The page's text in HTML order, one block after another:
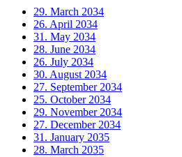
29. March 2034
26. April 2034
31. May 2034
28. June 2034
26. July 2034
30. August 2034
27. September 2034
25. October 2034
29. November 2034
27. December 2034
31. January 2035
28. March 2035